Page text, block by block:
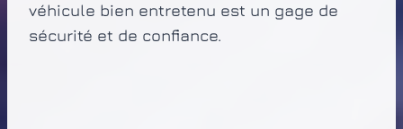
véhicule bien entretenu est un gage de
sécurité et de confiance.